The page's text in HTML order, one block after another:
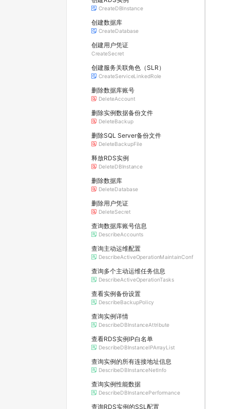
CreateDBInstance
创建数据库
CreateDatabase
创建用户凭证
CreateSecret
创建服务关联角色（SLR）
CreateServiceLinkedRole
删除数据库账号
DeleteAccount
删除实例数据备份文件
DeleteBackup
删除SQL Server备份文件
DeleteBackupFile
释放RDS实例
DeleteDBInstance
删除数据库
DeleteDatabase
删除用户凭证
DeleteSecret
查询数据库账号信息
DescribeAccounts
查询主动运维配置
DescribeActiveOperationMaintainConf
查询多个主动运维任务信息
DescribeActiveOperationTasks
查看实例备份设置
DescribeBackupPolicy
查询实例详情
DescribeDBInstanceAttribute
查看RDS实例IP白名单
DescribeDBInstanceIPArrayList
查询实例的所有连接地址信息
DescribeDBInstanceNetInfo
查询实例性能数据
DescribeDBInstancePerformance
查询RDS实例的SSL配置